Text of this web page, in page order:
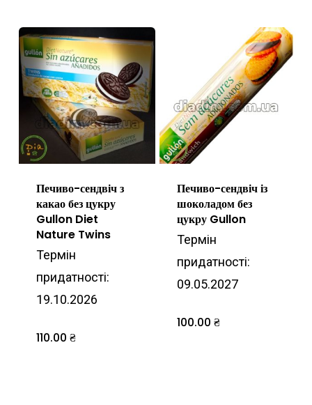
Печиво-сендвіч з
какао без цукру
Gullon Diet
Nature Twins
Термін
придатності:
19.10.2026
110.00 ₴
Печиво-сендвіч із
шоколадом без
цукру Gullon
Термін
придатності:
09.05.2027
100.00 ₴